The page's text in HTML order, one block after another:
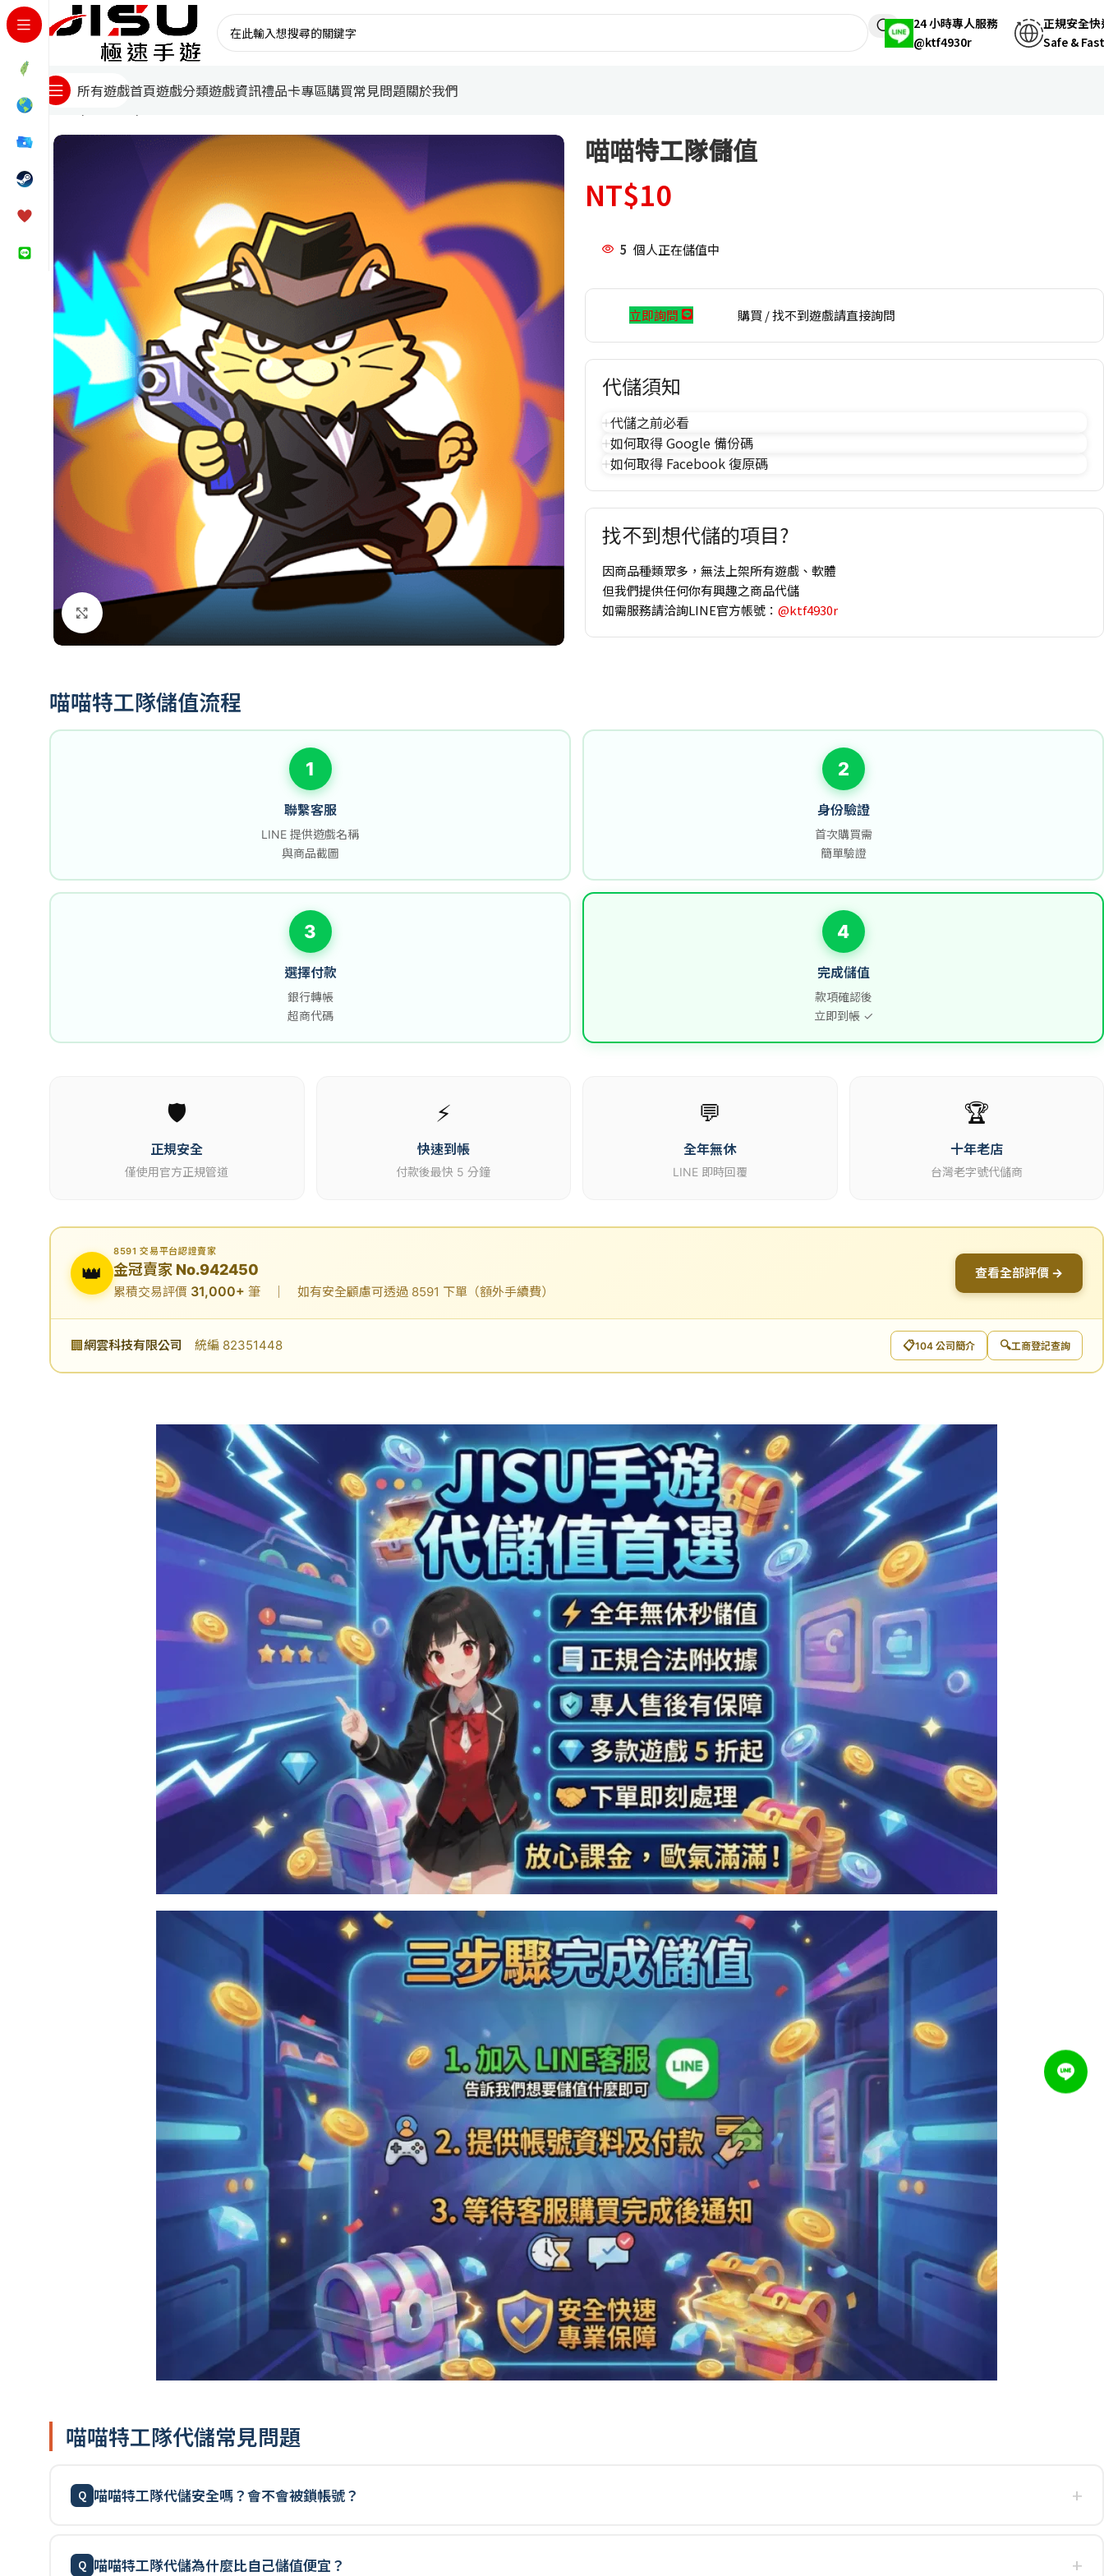
24 小時專人服務
@ktf4930r
正規安全快
Safe & Fast
所有遊戲首頁遊戲分類遊戲資訊禮品卡專區購買常見問題關於我們
首頁
喵喵特工隊儲值
NT$10
5 個人正在儲值中
立即詢問 購買 / 找不到遊戲請直接詢問
代儲須知
代儲之前必看
如何取得 Google 備份碼
如何取得 Facebook 復原碼
找不到想代儲的項目?
因商品種類眾多，無法上架所有遊戲、軟體
但我們提供任何你有興趣之商品代儲
如需服務請洽詢LINE官方帳號： @ktf4930r
喵喵特工隊儲值流程
1
聯繫客服
LINE 提供遊戲名稱
與商品截圖
2
身份驗證
首次購買需
簡單驗證
3
選擇付款
銀行轉帳
超商代碼
4
完成儲值
款項確認後
立即到帳 ✓
🛡️
正規安全
僅使用官方正規管道
⚡
快速到帳
付款後最快 5 分鐘
💬
全年無休
LINE 即時回覆
🏆
十年老店
台灣老字號代儲商
👑
8591 交易平台認證賣家
金冠賣家 No.942450
累積交易評價 31,000+ 筆 ｜ 如有安全顧慮可透過 8591 下單（額外手續費）
查看全部評價 →
🏢網雲科技有限公司 統編 82351448 📋104 公司簡介 🔍工商登記查詢
喵喵特工隊代儲常見問題
喵喵特工隊代儲安全嗎？會不會被鎖帳號？
喵喵特工隊代儲為什麼比自己儲值便宜？